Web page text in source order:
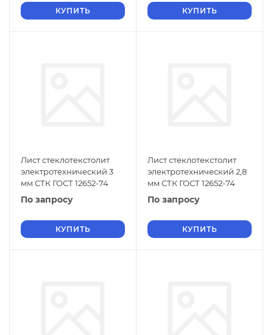
КУПИТЬ КУПИТЬ
Лист стеклотекстолит
электротехнический 3
мм СТК ГОСТ 12652-74
По запросу
КУПИТЬ
Лист стеклотекстолит
электротехнический 2,8
мм СТК ГОСТ 12652-74
По запросу
КУПИТЬ